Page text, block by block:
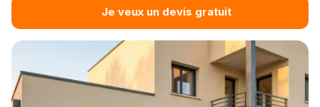
Je veux un devis gratuit